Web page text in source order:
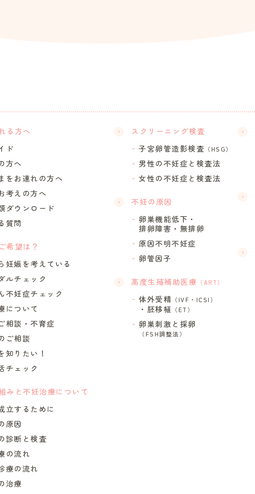
る方へ
ド
方へ
をお連れの方へ
考えの方へ
ダウンロード
質問
希望は？
妊娠を考えている
ルチェック
不妊症チェック
について
相談・不育症
ご相談
知りたい！
チェック
みと不妊治療について
立するために
原因
診断と検査
の流れ
療の流れ
治療
スクリーニング検査
子宮卵管造影検査 （HSG）
男性の不妊症と検査法
女性の不妊症と検査法
不妊の原因
卵巣機能低下・
排卵障害・無排卵
原因不明不妊症
卵管因子
高度生殖補助医療 （ART）
体外受精 （IVF・ICSI）
・胚移植 （ET）
卵巣刺激と採卵
（FSH調整法）